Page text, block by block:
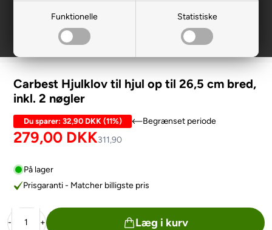
Funktionelle Statistiske
Carbest Hjulklov til hjul op til 26,5 cm bred,
inkl. 2 nøgler
Du sparer: 32,90 DKK (11%) Begrænset periode
279,00 DKK311,90
På lager
Prisgaranti - Matcher billigste pris
- + Læg i kurv